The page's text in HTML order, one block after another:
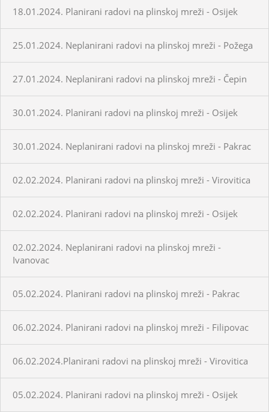
18.01.2024. Planirani radovi na plinskoj mreži - Osijek
25.01.2024. Neplanirani radovi na plinskoj mreži - Požega
27.01.2024. Neplanirani radovi na plinskoj mreži - Čepin
30.01.2024. Planirani radovi na plinskoj mreži - Osijek
30.01.2024. Neplanirani radovi na plinskoj mreži - Pakrac
02.02.2024. Planirani radovi na plinskoj mreži - Virovitica
02.02.2024. Planirani radovi na plinskoj mreži - Osijek
02.02.2024. Neplanirani radovi na plinskoj mreži -
Ivanovac
05.02.2024. Planirani radovi na plinskoj mreži - Pakrac
06.02.2024. Planirani radovi na plinskoj mreži - Filipovac
06.02.2024.Planirani radovi na plinskoj mreži - Virovitica
05.02.2024. Planirani radovi na plinskoj mreži - Osijek